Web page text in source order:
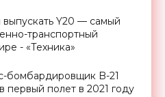
выпускать Y20 — самый
транспортный
- «Техника»
бомбардировщик B-21
первый полет в 2021 году